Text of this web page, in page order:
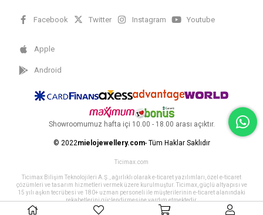
Facebook Twitter Instagram Youtube
Apple
Android
Showroomumuz hafta içi 10.00 - 18.00 arası açıktır.
© 2022mielojewellery.com- Tüm Haklar Saklıdır
Ticimax.com
Ticimax Bilişim Teknolojileri A.Ş., ağırlıklı olarak e-ticaret yazılımları, özel e-ticaret
çözümleri ve tasarım hizmetleri vermek üzere kurulmuştur. Ticimax, güçlü altyapısı ve
15 yılı aşkın tecrübesi ve 180+ uzman personeli ile müşterilerinin e-ticaret alanındaki
rekabetlerini güçlendirmesine yardım etmektedir.